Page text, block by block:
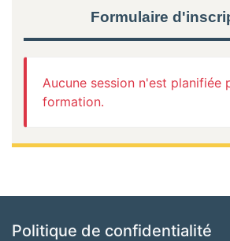
Formulaire
Aucune session n'est planifiée
formation.
Politique de confidentialité